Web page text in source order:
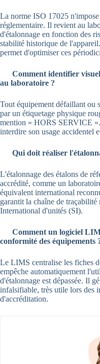
La norme ISO 17025
réglementaire. Il revient au
d'étalonnage en fonction des
stabilité historique de
permet d'optimiser ces
Comment identifier
au laboratoire ?
Tout équipement défaillant ou
par un étiquetage physique
mention « HORS SERVICE
interdire son usage accidentel
Qui doit réaliser
L'étalonnage des étalons de
accrédité, comme un
équivalent international
garantit la chaîne de
International d'unités (SI).
Comment un logiciel
conformité des équipements
Le LIMS centralise les fiches
empêche automatiquement
d'étalonnage est dépassée. Il
infalsifiable, très utile lors des
d'accréditation.